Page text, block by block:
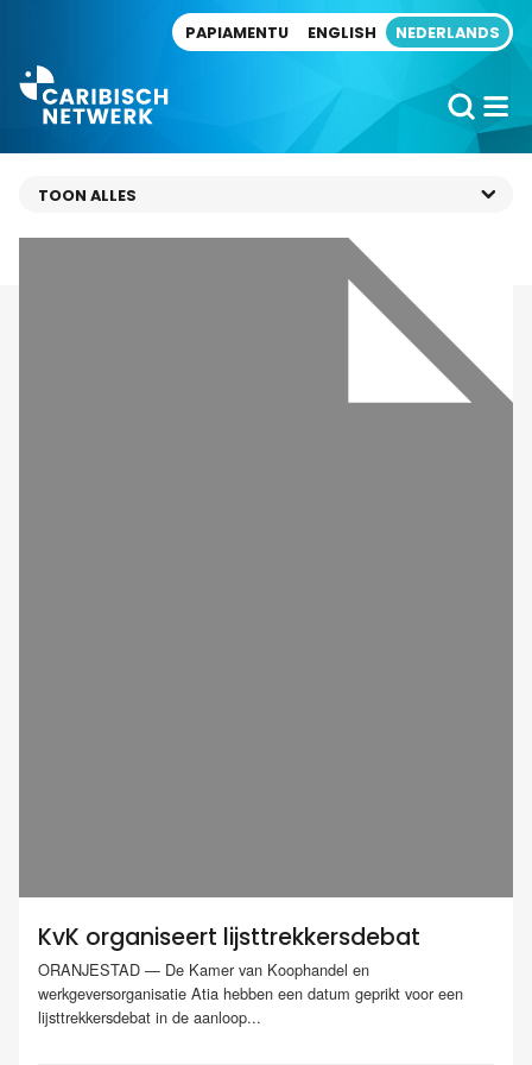
PAPIAMENTU ENGLISH NEDERLANDS
KvK organiseert lijsttrekkersdebat
ORANJESTAD — De Kamer van Koophandel en
werkgeversorganisatie Atia hebben een datum geprikt voor een
lijsttrekkersdebat in de aanloop...